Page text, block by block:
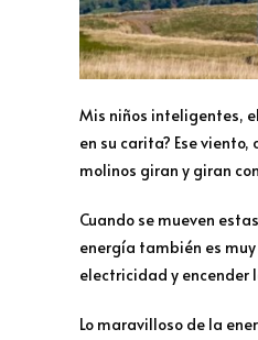
Mis niños inteligentes,
en su carita? Ese
molinos giran y giran
Cuando se mueven
energía también es
electricidad y encender
Lo maravilloso de la